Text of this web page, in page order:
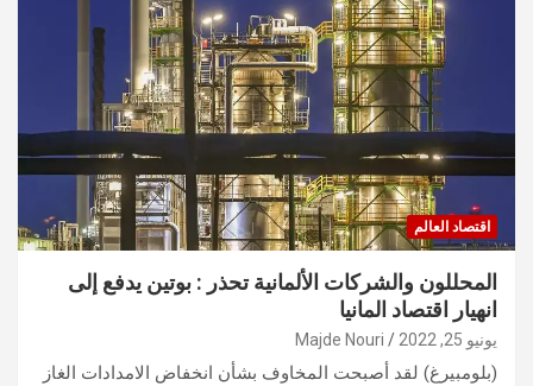
اقتصاد العالم
المحللون والشركات الألمانية تحذر : بوتين يدفع إلى
انهيار اقتصاد المانيا
يونيو 25, 2022 Majde Nouri
(بلومبيرغ) لقد أصبحت المخاوف بشأن انخفاض الامدادات الغاز